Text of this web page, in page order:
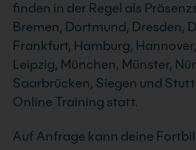
finden in der Regel als
Bremen, Dortmund, Dresden,
Frankfurt, Hamburg,
Leipzig, München, Münster,
Saarbrücken, Siegen und
Online Training statt.
Auf Anfrage kann deine